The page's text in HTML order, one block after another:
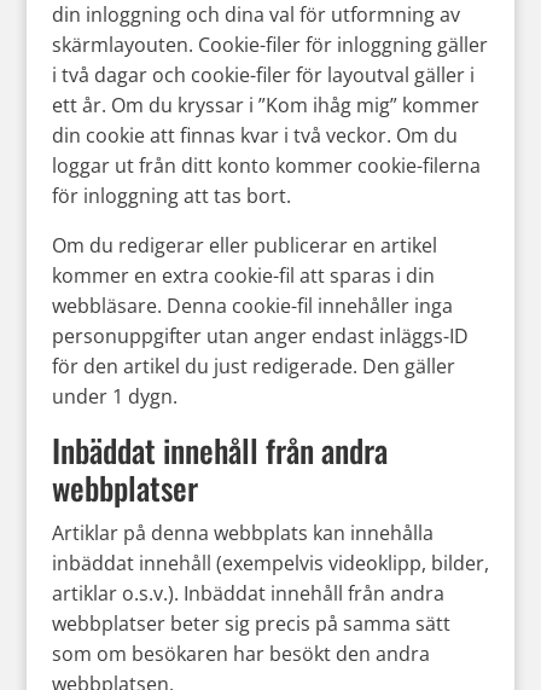
din inloggning och dina val för utformning av
skärmlayouten. Cookie-filer för inloggning gäller
i två dagar och cookie-filer för layoutval gäller i
ett år. Om du kryssar i ”Kom ihåg mig” kommer
din cookie att finnas kvar i två veckor. Om du
loggar ut från ditt konto kommer cookie-filerna
för inloggning att tas bort.
Om du redigerar eller publicerar en artikel
kommer en extra cookie-fil att sparas i din
webbläsare. Denna cookie-fil innehåller inga
personuppgifter utan anger endast inläggs-ID
för den artikel du just redigerade. Den gäller
under 1 dygn.
Inbäddat innehåll från andra
webbplatser
Artiklar på denna webbplats kan innehålla
inbäddat innehåll (exempelvis videoklipp, bilder,
artiklar o.s.v.). Inbäddat innehåll från andra
webbplatser beter sig precis på samma sätt
som om besökaren har besökt den andra
webbplatsen.